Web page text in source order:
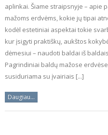
aplinkai. Šiame straipsnyje – apie
mažoms erdvėms, kokie jų tipai
kodėl estetiniai aspektai tokie
kur įsigyti praktiškų, aukštos
dėmesiui – naudoti baldai iš
Pagrindiniai baldų mažose
susiduriama su įvairiais [...]
Daugiau...